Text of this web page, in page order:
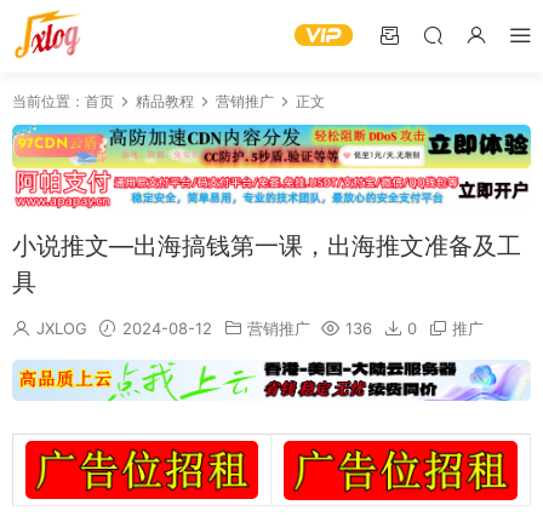
当前位置： 首页 精品教程 营销推广 正文
小说推文—出海搞钱第一课，出海推文准备及工
具
JXLOG 2024-08-12 营销推广 136 0 推广